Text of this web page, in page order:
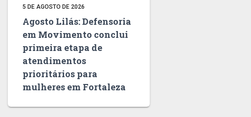
5 DE AGOSTO DE 2026
Agosto Lilás: Defensoria
em Movimento conclui
primeira etapa de
atendimentos
prioritários para
mulheres em Fortaleza